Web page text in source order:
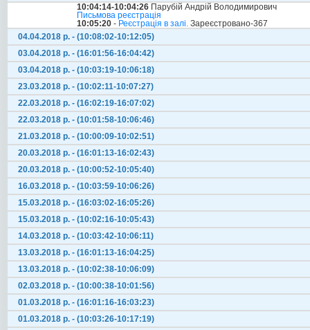
10:04:14-10:04:26 Парубій Андрій Володимирович
Письмова реєстрація
10:05:20 - Реєстрація в залі. Зареєстровано-367
04.04.2018 р. - (10:08:02-10:12:05)
03.04.2018 р. - (16:01:56-16:04:42)
03.04.2018 р. - (10:03:19-10:06:18)
23.03.2018 р. - (10:02:11-10:07:27)
22.03.2018 р. - (16:02:19-16:07:02)
22.03.2018 р. - (10:01:58-10:06:46)
21.03.2018 р. - (10:00:09-10:02:51)
20.03.2018 р. - (16:01:13-16:02:43)
20.03.2018 р. - (10:00:52-10:05:40)
16.03.2018 р. - (10:03:59-10:06:26)
15.03.2018 р. - (16:03:02-16:05:26)
15.03.2018 р. - (10:02:16-10:05:43)
14.03.2018 р. - (10:03:42-10:06:11)
13.03.2018 р. - (16:01:13-16:04:25)
13.03.2018 р. - (10:02:38-10:06:09)
02.03.2018 р. - (10:00:38-10:01:56)
01.03.2018 р. - (16:01:16-16:03:23)
01.03.2018 р. - (10:03:26-10:17:19)